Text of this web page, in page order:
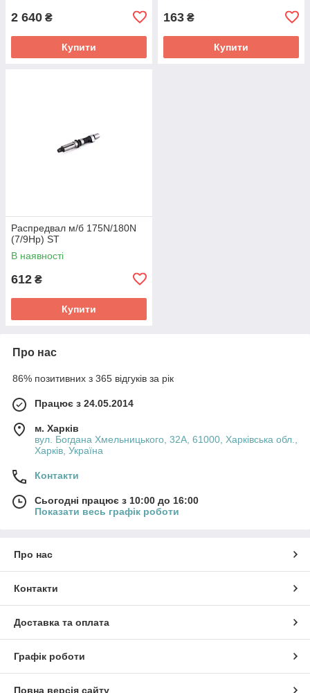
2 640 ₴
Купити
163 ₴
Купити
Распредвал м/б 175N/180N
(7/9Hp) ST
В наявності
612 ₴
Купити
Про нас
86% позитивних з 365 відгуків за рік
Працює з 24.05.2014
м. Харків
вул. Богдана Хмельницького, 32А, 61000, Харківська обл.,
Харків, Україна
Контакти
Сьогодні працює з 10:00 до 16:00
Показати весь графік роботи
Про нас
Контакти
Доставка та оплата
Графік роботи
Повна версія сайту